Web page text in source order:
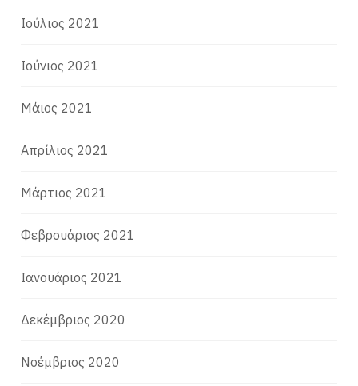
Ιούλιος 2021
Ιούνιος 2021
Μάιος 2021
Απρίλιος 2021
Μάρτιος 2021
Φεβρουάριος 2021
Ιανουάριος 2021
Δεκέμβριος 2020
Νοέμβριος 2020